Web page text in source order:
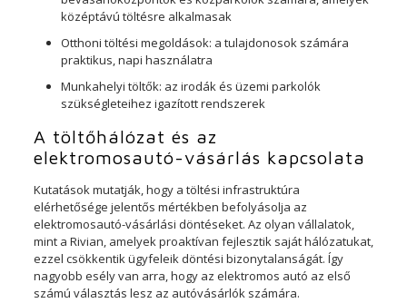
középtávú töltésre alkalmasak
Otthoni töltési megoldások: a tulajdonosok számára
praktikus, napi használatra
Munkahelyi töltők: az irodák és üzemi parkolók
szükségleteihez igazított rendszerek
A töltőhálózat és az
elektromosautó-vásárlás kapcsolata
Kutatások mutatják, hogy a töltési infrastruktúra
elérhetősége jelentős mértékben befolyásolja az
elektromosautó-vásárlási döntéseket. Az olyan vállalatok,
mint a Rivian, amelyek proaktívan fejlesztik saját hálózatukat,
ezzel csökkentik ügyfeleik döntési bizonytalanságát. Így
nagyobb esély van arra, hogy az elektromos autó az első
számú választás lesz az autóvásárlók számára.